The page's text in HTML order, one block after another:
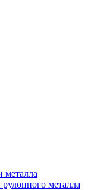
металла
металла